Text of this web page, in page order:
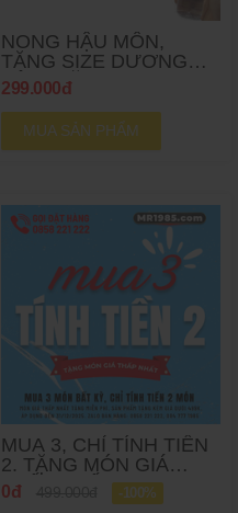
NONG HẬU MÔN,
TĂNG SIZE DƯƠNG
VẬT - TẶNG GEL
299.000đ
MUA SẢN PHẨM
MUA 3, CHỈ TÍNH TIỀN
2. TẶNG MÓN GIÁ
THẤP NHẤT
0đ -100%